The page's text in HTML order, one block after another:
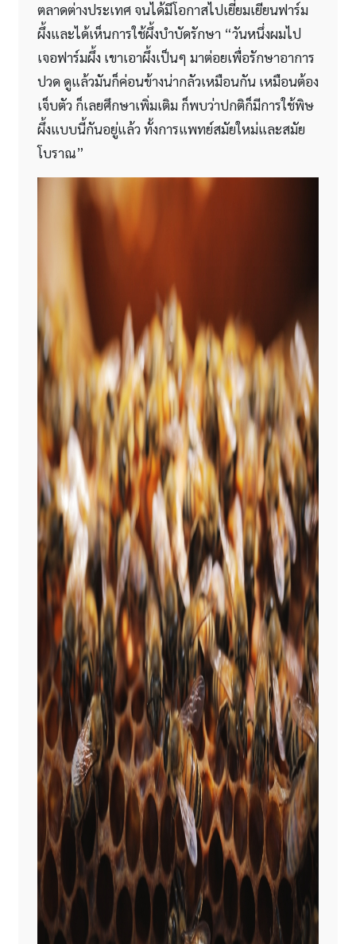
ตลาดต่างประเทศ จนได้มีโอกาสไปเยี่ยมเยียนฟาร์ม
ผึ้งและได้เห็นการใช้ผึ้งบำบัดรักษา “วันหนึ่งผมไป
เจอฟาร์มผึ้ง เขาเอาผึ้งเป็นๆ มาต่อยเพื่อรักษาอาการ
ปวด ดูแล้วมันก็ค่อนข้างน่ากลัวเหมือนกัน เหมือนต้อง
เจ็บตัว ก็เลยศึกษาเพิ่มเติม ก็พบว่าปกติก็มีการใช้พิษ
ผึ้งแบบนี้กันอยู่แล้ว ทั้งการแพทย์สมัยใหม่และสมัย
โบราณ”